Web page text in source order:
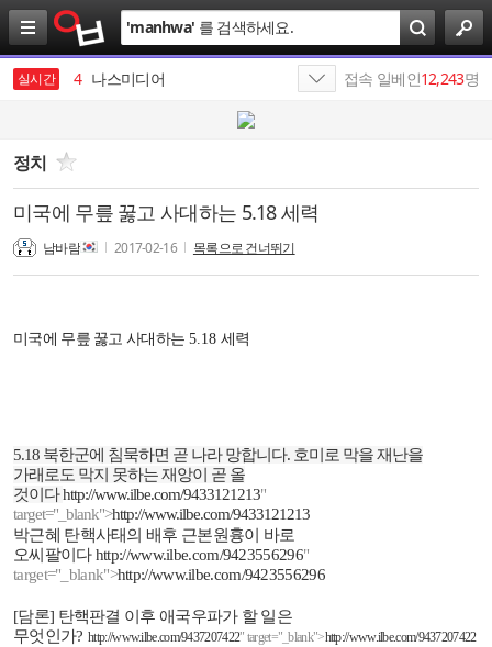
검
색
'manhwa' 를 검색하세요.
실시간
4 나스미디어
5 SK네트웍스
7
8
SK이노베이션
9 엔비디아
10 최인근
접속 일베인12,243명
정치
미국에 무릎 꿇고 사대하는 5.18 세력
남바람 2017-02-16 목록으로 건너뛰기
미국에 무릎 꿇고 사대하는 5.18 세력
5.18 북한군에 침묵하면 곧 나라 망합니다. 호미로 막을 재난을
가래로도 막지 못하는 재앙이 곧 올
것이다http://www.ilbe.com/9433121213"
target="_blank">http://www.ilbe.com/9433121213
박근혜 탄핵사태의 배후 근본원흉이 바로
오씨팔이다 http://www.ilbe.com/9423556296"
target="_blank">http://www.ilbe.com/9423556296
[담론] 탄핵판결 이후 애국우파가 할 일은
무엇인가? http://www.ilbe.com/9437207422" target="_blank">http://www.ilbe.com/9437207422